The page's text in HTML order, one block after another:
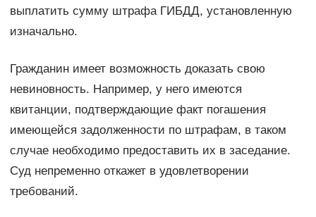
выплатить сумму штрафа ГИБДД, установленную
изначально.
Гражданин имеет возможность доказать свою
невиновность. Например, у него имеются
квитанции, подтверждающие факт погашения
имеющейся задолженности по штрафам, в таком
случае необходимо предоставить их в заседание.
Суд непременно откажет в удовлетворении
требований.